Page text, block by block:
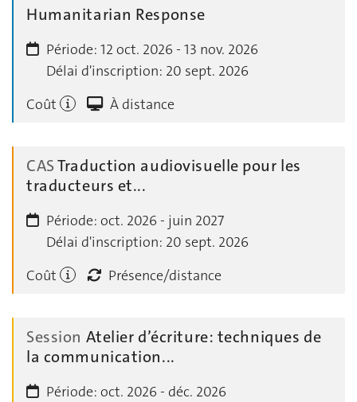
Humanitarian Response
Période: 12 oct. 2026 - 13 nov. 2026
Délai d'inscription: 20 sept. 2026
Coût
À distance
CAS Traduction audiovisuelle pour les
traducteurs et...
Période: oct. 2026 - juin 2027
Délai d'inscription: 20 sept. 2026
Coût
Présence/distance
Session Atelier d’écriture: techniques de
la communication...
Période: oct. 2026 - déc. 2026